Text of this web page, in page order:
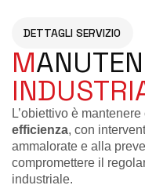
DETTAGLI SERVIZIO
M
L’obiettivo è
efficienza, con
ammalorate e alla
compromettere il
industriale.